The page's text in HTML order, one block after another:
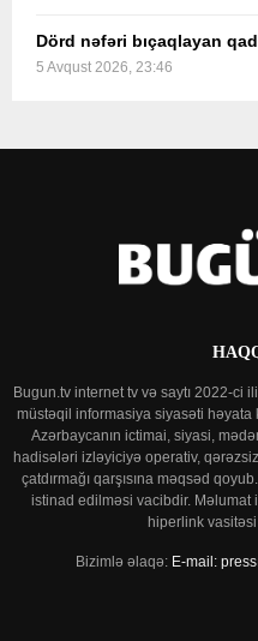
Dörd nəfəri bıçaqlayan
5 Avqust 2026, 23:46
Bugun.tv internet tv və saytı 2022-ci
müstəqil informasiya siyasəti
Azərbaycanın ictimai, siyasi,
hadisələri izləyiciyə operativ,
çatdırmağı qarşısına məqsəd
istinad edilməsi vacibdir.
hiperlink
Bizimlə əlaqə: E-mail: